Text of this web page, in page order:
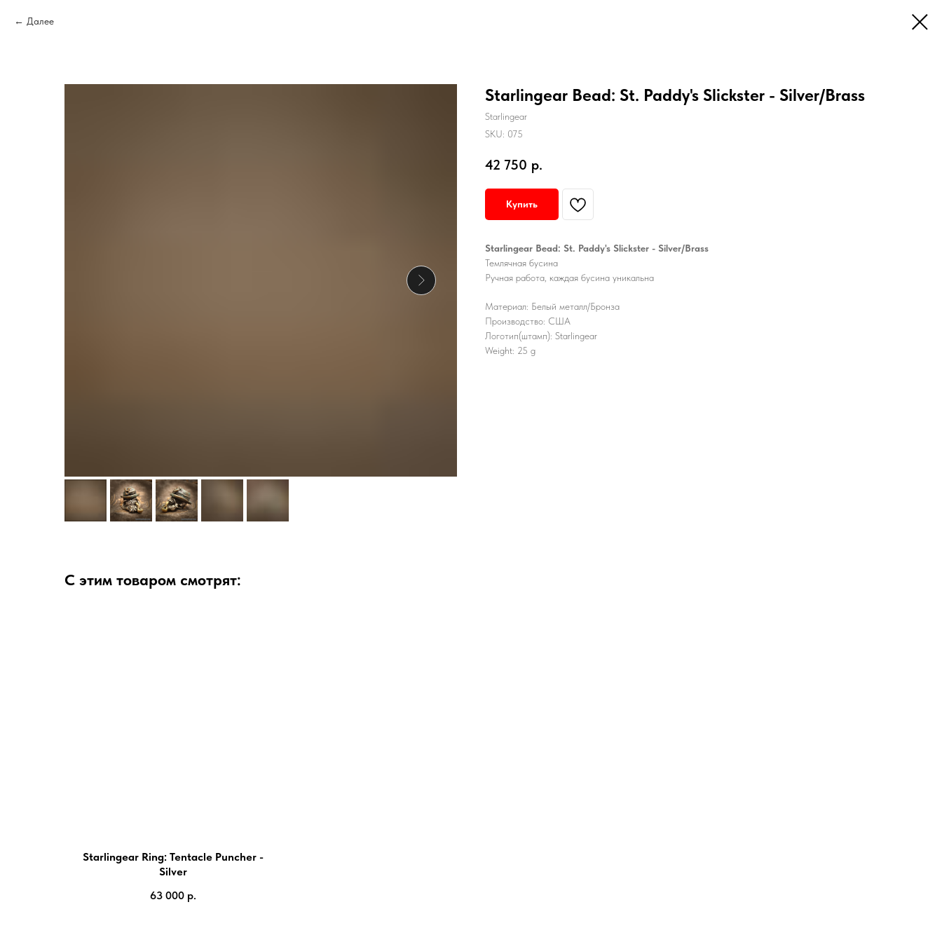
Далее
Starlingear Bead: St. Paddy's Slickster - Silver/Brass
Starlingear
SKU: 075
42 750 р.
Купить
Starlingear Bead: St. Paddy's Slickster - Silver/Brass
Темлячная бусина
Ручная работа, каждая бусина уникальна
Материал: Белый металл/Бронза
Производство: США
Логотип(штамп): Starlingear
Weight: 25 g
С этим товаром смотрят:
Starlingear Ring: Tentacle Puncher -
Silver
63 000 р.